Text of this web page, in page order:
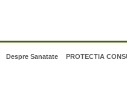
Despre Sanatate PROTECTIA